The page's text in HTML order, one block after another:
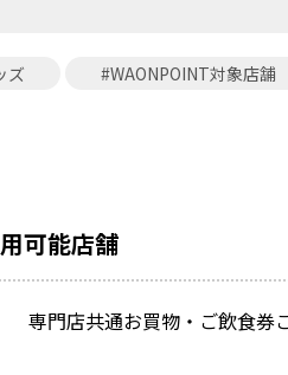
ズ #WAONPOINT対象店舗
可能店舗
専門店共通お買物・ご飲食券